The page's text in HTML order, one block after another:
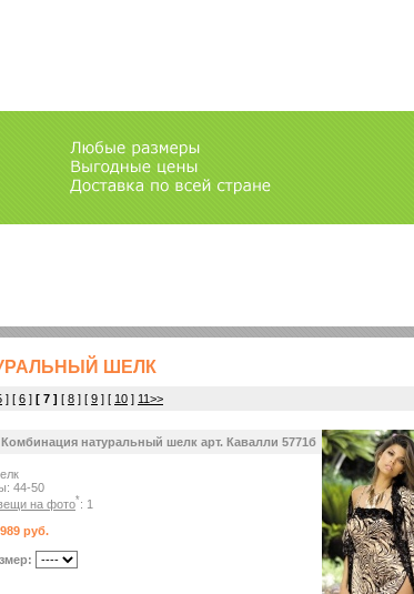
ШЕЛК
] [ 6 ] [ 7 ] [ 8 ] [ 9 ] [ 10 ] 11>>
Комбинация натуральный шелк арт. Кавалли 5771б
44-50
на фото*: 1
руб.